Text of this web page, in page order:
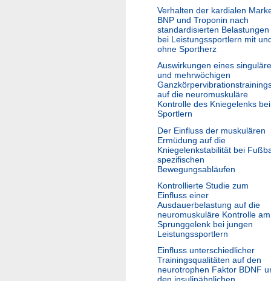
Verhalten der kardialen
BNP und Troponin nach
standardisierten Belastungen
bei Leistungssportlern mit
ohne Sportherz
Auswirkungen eines
und mehrwöchigen
auf die neuromuskuläre
Kontrolle des Kniegelenks bei
Sportlern
Der Einfluss der muskulären
Ermüdung auf die
Kniegelenkstabilität bei
spezifischen
Bewegungsabläufen
Kontrollierte Studie zum
Einfluss einer
Ausdauerbelastung auf die
neuromuskuläre Kontrolle am
Sprunggelenk bei jungen
Leistungssportlern
Einfluss unterschiedlicher
Trainingsqualitäten auf den
neurotrophen Faktor BDNF